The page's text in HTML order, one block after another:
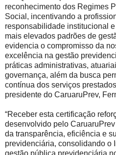
reconhecimento dos Regimes
Social, incentivando a
responsabilidade institucional
mais elevados padrões de
evidencia o compromisso da
excelência na gestão
práticas administrativas,
governança, além da busca
contínua dos serviços
presidente do CaruaruPrev,
“Receber esta certificação
desenvolvido pelo
da transparência, eficiência e
previdenciária, consolidando o
gestão pública previdenciária